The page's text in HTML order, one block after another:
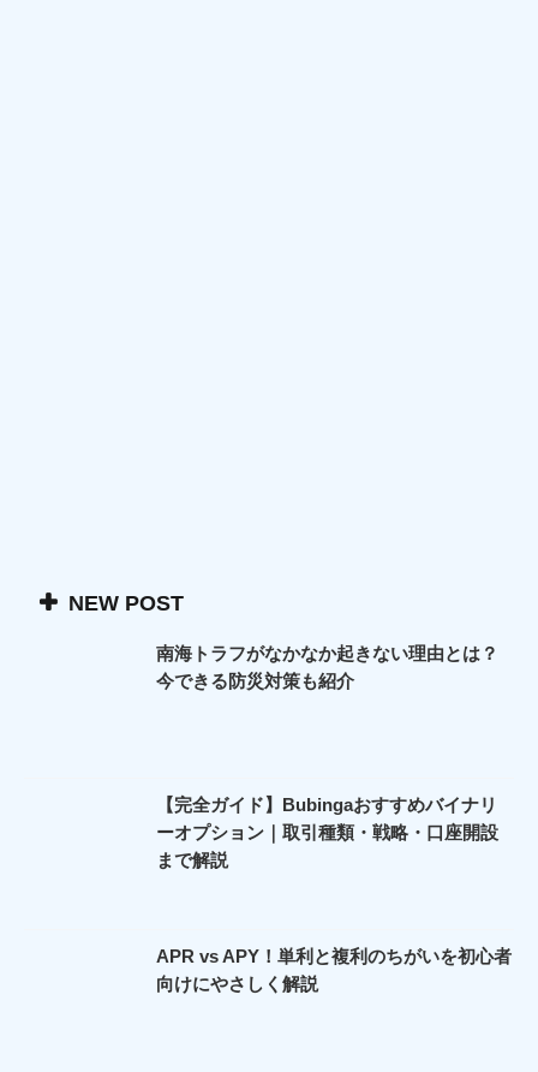
NEW POST
南海トラフがなかなか起きない理由とは？
今できる防災対策も紹介
【完全ガイド】Bubingaおすすめバイナリ
ーオプション｜取引種類・戦略・口座開設
まで解説
APR vs APY！単利と複利のちがいを初心者
向けにやさしく解説